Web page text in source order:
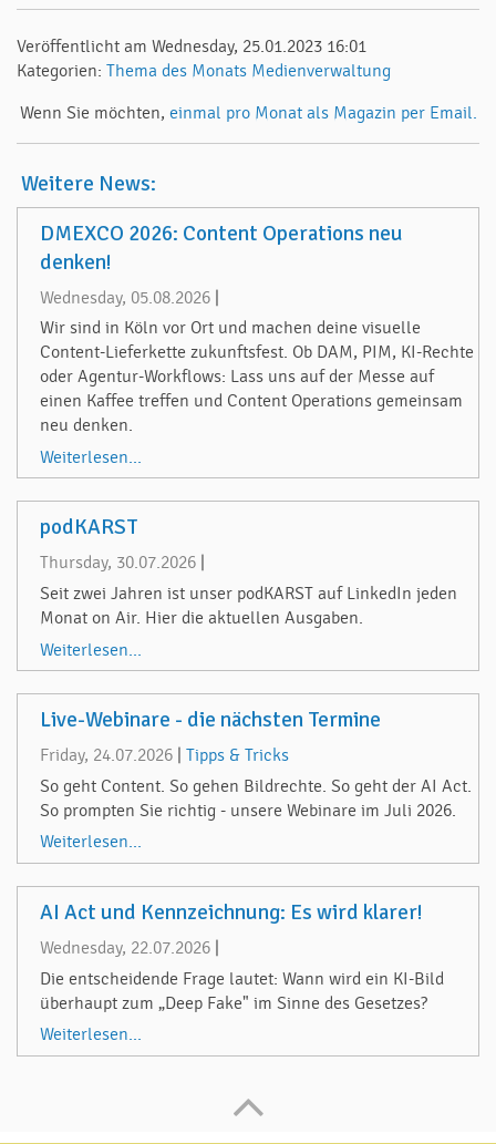
Veröffentlicht am Wednesday, 25.01.2023 16:01
Kategorien: Thema des Monats Medienverwaltung
Wenn Sie möchten, einmal pro Monat als Magazin per Email.
Weitere News:
DMEXCO 2026: Content Operations neu
denken!
Wednesday, 05.08.2026
Wir sind in Köln vor Ort und machen deine visuelle
Content-Lieferkette zukunftsfest. Ob DAM, PIM, KI-Rechte
oder Agentur-Workflows: Lass uns auf der Messe auf
einen Kaffee treffen und Content Operations gemeinsam
neu denken.
Weiterlesen...
podKARST
Thursday, 30.07.2026
Seit zwei Jahren ist unser podKARST auf LinkedIn jeden
Monat on Air. Hier die aktuellen Ausgaben.
Weiterlesen...
Live-Webinare - die nächsten Termine
Friday, 24.07.2026
Tipps & Tricks
So geht Content. So gehen Bildrechte. So geht der AI Act.
So prompten Sie richtig - unsere Webinare im Juli 2026.
Weiterlesen...
AI Act und Kennzeichnung: Es wird klarer!
Wednesday, 22.07.2026
Die entscheidende Frage lautet: Wann wird ein KI-Bild
überhaupt zum „Deep Fake" im Sinne des Gesetzes?
Weiterlesen...